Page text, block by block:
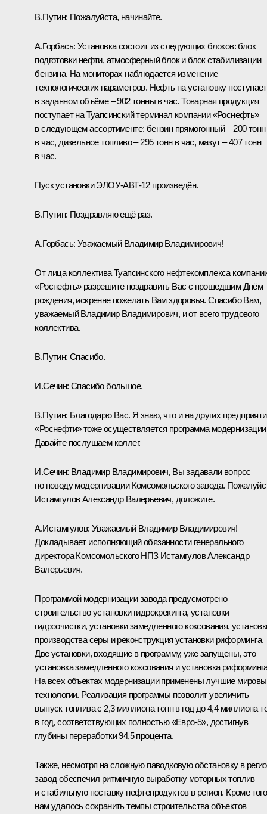
В.Путин: Пожалуйста, начинайте.
А.Горбась: Установка состоит из следующих блоков: блок
подготовки нефти, атмосферный блок и блок стабилизации
бензина. На мониторах наблюдается изменение
технологических параметров. Нефть на установку поступает
в заданном объёме – 902 тонны в час. Товарная продукция
поступает на Туапсинский терминал компании «Роснефть»
в следующем ассортименте: бензин прямогонный – 200 тонн
в час, дизельное топливо – 295 тонн в час, мазут – 407 тонн
в час.
Пуск установки ЭЛОУ-АВТ-12 произведён.
В.Путин: Поздравляю ещё раз.
А.Горбась: Уважаемый Владимир Владимирович!
От лица коллектива Туапсинского нефтекомплекса
«Роснефть» разрешите поздравить Вас с прошедшим Днём
рождения, искренне пожелать Вам здоровья. Спасибо Вам,
уважаемый Владимир Владимирович, и от всего трудового
коллектива.
В.Путин: Спасибо.
И.Сечин: Спасибо большое.
В.Путин: Благодарю Вас. Я знаю, что и на других
«Роснефти» тоже осуществляется программа
Давайте послушаем коллег.
И.Сечин: Владимир Владимирович, Вы задавали вопрос
по поводу модернизации Комсомольского завода.
Истамгулов Александр Валерьевич, доложите.
А.Истамгулов: Уважаемый Владимир Владимирович!
Докладывает исполняющий обязанности генерального
директора Комсомольского НПЗ Истамгулов Александр
Валерьевич.
Программой модернизации завода предусмотрено
строительство установки гидрокрекинга, установки
гидроочистки, установки замедленного коксования,
производства серы и реконструкция установки риформинга.
Две установки, входящие в программу, уже запущены, это
установка замедленного коксования и установка
На всех объектах модернизации применены лучшие
технологии. Реализация программы позволит увеличить
выпуск топлива с 2,3 миллиона тонн в год до 4,4 миллиона
в год, соответствующих полностью «Евро-5», достигнув
глубины переработки 94,5 процента.
Также, несмотря на сложную паводковую обстановку в
завод обеспечил ритмичную выработку моторных топлив
и стабильную поставку нефтепродуктов в регион. Кроме
нам удалось сохранить темпы строительства объектов